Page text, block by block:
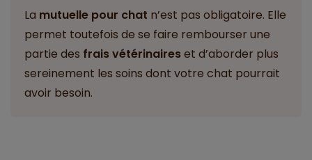
La mutuelle pour chat n’est pas obligatoire. Elle
permet toutefois de se faire rembourser une
partie des frais vétérinaireset d’aborder plus
sereinement les soins dont votre chat pourrait
avoir besoin.